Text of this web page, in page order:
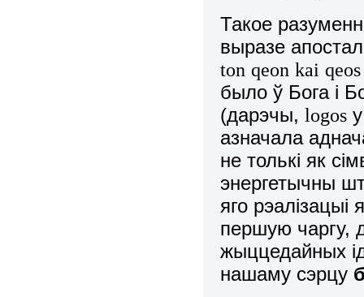
Такое
выразе
ton qeon kai qeos
было ў Бога і
(дарэчы,logos
азначала
не толькі як
энергетычны
яго
першую чаргу,
жыццедайных
нашаму сэрцу